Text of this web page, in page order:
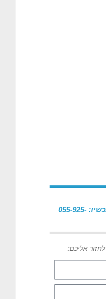
להזמנת שירות חייגו עכשיו: 055-925-
אליכם: